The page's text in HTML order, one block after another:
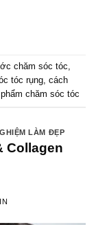
chăm sóc tóc
tóc rụng cách
chăm sóc tóc
LÀM ĐẸP
Collagen